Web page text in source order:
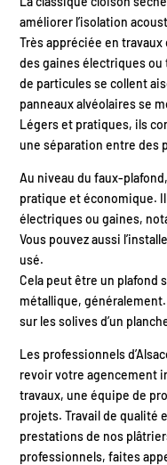
améliorer l’isolation
Très appréciée en
des gaines électriques ou
de particules se collent
panneaux alvéolaires se
Légers et pratiques, ils
une séparation entre des
Au niveau du faux-
pratique et économique.
électriques ou gaines,
Vous pouvez aussi
usé.
Cela peut être un plafond
métallique,
sur les solives d’un
Les professionnels
revoir votre agencement
travaux, une équipe de
projets. Travail de
prestations de nos
professionnels, faites